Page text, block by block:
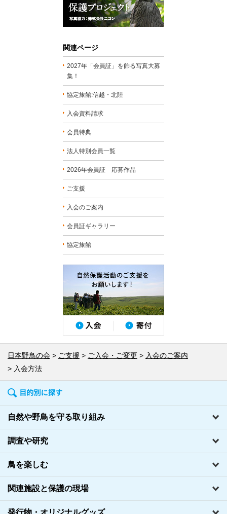
関連ページ
2027年「会員証」を飾る写真大募
集！
協定旅館:信越・北陸
入会資料請求
会員特典
法人特別会員一覧
2026年会員証 応募作品
ご支援
入会のご案内
会員証ギャラリー
協定旅館
日本野鳥の会 ご支援 ご入会・ご変更
入会のご案内
入会方法
自然や野鳥を守る取り組み
調査や研究
鳥を楽しむ
関連施設と保護の現場
発行物・オリジナルグッズ